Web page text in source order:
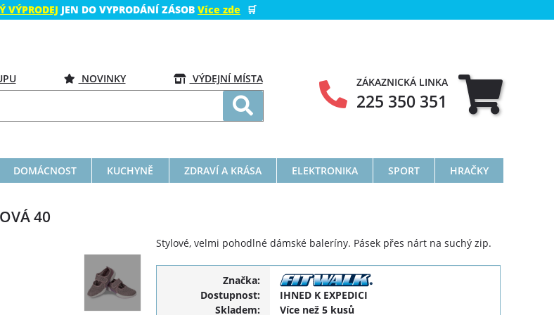
VÝPRODEJ JEN DO VYPRODÁNÍ ZÁSOB Více zde 🛒
NOVINKY VÝDEJNÍ MÍSTA ZÁKAZNICKÁ LINKA
225 350 351
DOMÁCNOST KUCHYNĚ ZDRAVÍ A KRÁSA ELEKTRONIKA SPORT HRAČKY
40
Stylové, velmi pohodlné dámské baleríny. Pásek přes nárt na suchý zip.
Značka:
Dostupnost:
IHNED K EXPEDICI
Skladem:
Více než 5 kusů